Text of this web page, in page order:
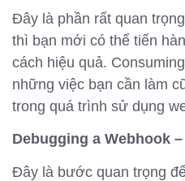
Đây là phần rất quan
thì bạn mới có thể tiến
cách hiệu quả.
những việc bạn cần làm
trong quá trình sử dụng
Debugging a Webhook
Đây là bước quan trọng